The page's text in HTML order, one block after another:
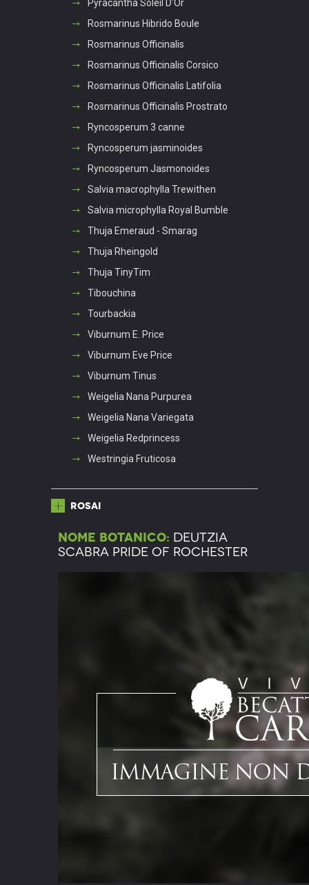
Pyracantha Soleil D'Or
Rosmarinus Hibrido Boule
Rosmarinus Officinalis
Rosmarinus Officinalis Corsico
Rosmarinus Officinalis Latifolia
Rosmarinus Officinalis Prostrato
Ryncosperum 3 canne
Ryncosperum jasminoides
Ryncosperum Jasmonoides
Salvia macrophylla Trewithen
Salvia microphylla Royal Bumble
Thuja Emeraud - Smarag
Thuja Rheingold
Thuja TinyTim
Tibouchina
Tourbackia
Viburnum E. Price
Viburnum Eve Price
Viburnum Tinus
Weigelia Nana Purpurea
Weigelia Nana Variegata
Weigelia Redprincess
Westringia Fruticosa
Rosai
Nome botanico: Deutzia
scabra Pride Of Rochester